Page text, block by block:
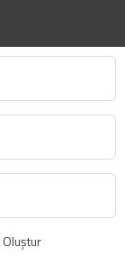
Oluştur